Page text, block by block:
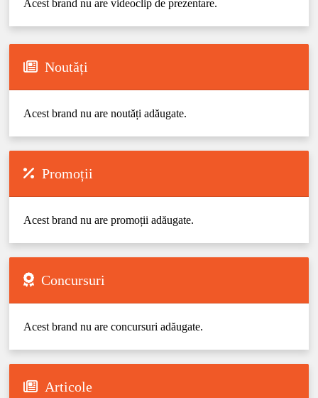
Acest brand nu are videoclip de prezentare.
Noutăți
Acest brand nu are noutăți adăugate.
Promoții
Acest brand nu are promoții adăugate.
Concursuri
Acest brand nu are concursuri adăugate.
Articole